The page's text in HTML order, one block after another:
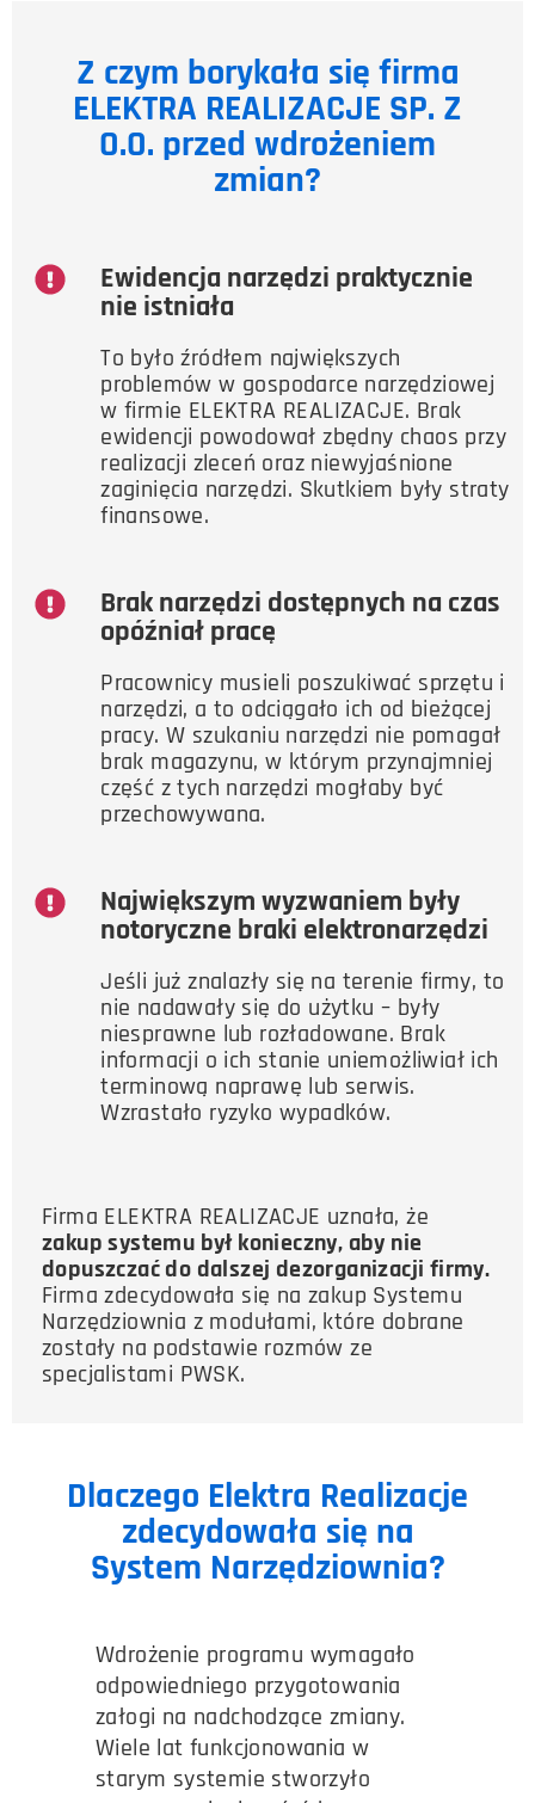
Z czym borykała się firma
ELEKTRA REALIZACJE SP. Z
O.O.​ przed wdrożeniem
zmian?
Ewidencja narzędzi praktycznie
nie istniała
To było źródłem największych
problemów w gospodarce narzędziowej
w firmie ELEKTRA REALIZACJE. Brak
ewidencji powodował zbędny chaos przy
realizacji zleceń oraz niewyjaśnione
zaginięcia narzędzi. Skutkiem były straty
finansowe.
Brak narzędzi dostępnych na czas
opóźniał pracę
Pracownicy musieli poszukiwać sprzętu i
narzędzi, a to odciągało ich od bieżącej
pracy. W szukaniu narzędzi nie pomagał
brak magazynu, w którym przynajmniej
część z tych narzędzi mogłaby być
przechowywana.
Największym wyzwaniem były
notoryczne braki elektronarzędzi
Jeśli już znalazły się na terenie firmy, to
nie nadawały się do użytku – były
niesprawne lub rozładowane. Brak
informacji o ich stanie uniemożliwiał ich
terminową naprawę lub serwis.
Wzrastało ryzyko wypadków.
Firma ELEKTRA REALIZACJE uznała, że
zakup systemu był konieczny, aby nie
dopuszczać do dalszej dezorganizacji firmy.
Firma zdecydowała się na zakup Systemu
Narzędziownia z modułami, które dobrane
zostały na podstawie rozmów ze
specjalistami PWSK.
Dlaczego Elektra Realizacje
zdecydowała się na
System Narzędziownia?
Wdrożenie programu wymagało
odpowiedniego przygotowania
załogi na nadchodzące zmiany.
Wiele lat funkcjonowania w
starym systemie stworzyło